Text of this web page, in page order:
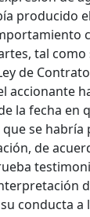
producido
tal como
de
accionante
la fecha en
se habría
de
conducta a